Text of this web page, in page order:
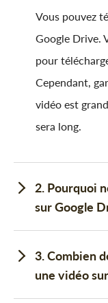
Vous pouvez
Google Drive.
pour
Cependant,
vidéo est
sera long.
2. Pourquoi
sur Google
3. Combien
une vidéo